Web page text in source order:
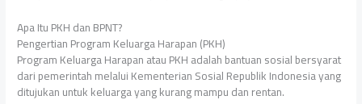
Apa Itu PKH dan BPNT?
Pengertian Program Keluarga Harapan (PKH)
Program Keluarga Harapan atau PKH adalah bantuan sosial bersyarat
dari pemerintah melalui Kementerian Sosial Republik Indonesia yang
ditujukan untuk keluarga yang kurang mampu dan rentan.